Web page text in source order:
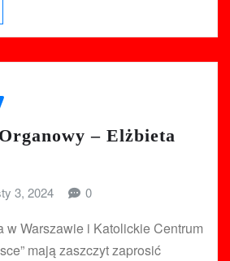
– Elżbieta
3, 2024 0
w Warszawie i Katolickie Centrum
mają zaszczyt zaprosić